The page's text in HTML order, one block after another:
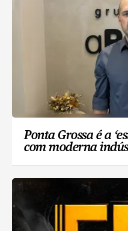
Ponta Grossa é a
com moderna